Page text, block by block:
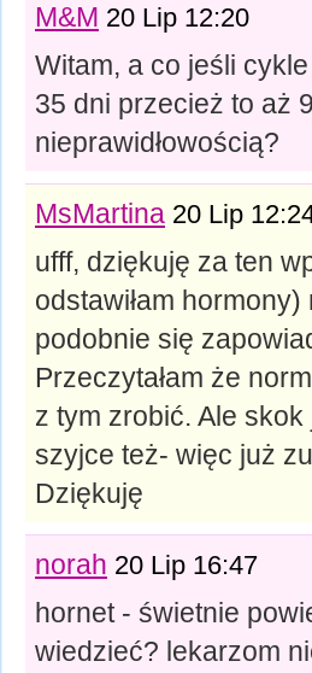
M&M 20 Lip 12:20
Witam, a co jeśli
35 dni przecież to aż
nieprawidłowością?
MsMartina 20 Lip
ufff, dziękuję za ten
odstawiłam
podobnie się
Przeczytałam że
z tym zrobić. Ale
szyjce też- więc już
Dziękuję
norah 20 Lip 16:47
hornet - świetnie
wiedzieć? lekarzom